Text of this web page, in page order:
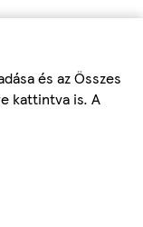
és az Összes
kattintva is. A